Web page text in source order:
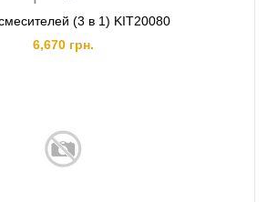
(3 в 1) KIT20080
6,670 грн.